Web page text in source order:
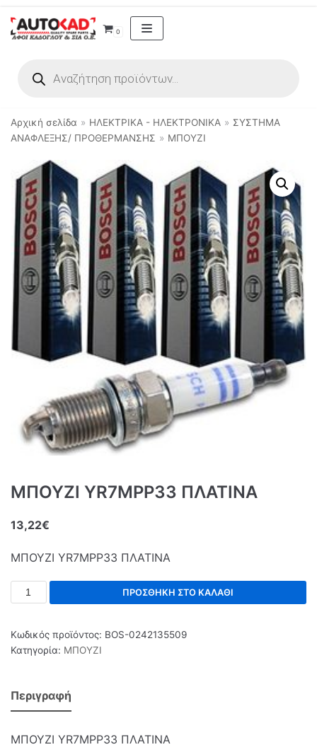
Μεταπηδήστε
στο
0
Αρχική σελίδα » ΗΛΕΚΤΡΙΚΑ - ΗΛΕΚΤΡΟΝΙΚΑ » ΣΥΣΤΗΜΑ
ΑΝΑΦΛΕΞΗΣ/ ΠΡΟΘΕΡΜΑΝΣΗΣ » ΜΠΟΥΖΙ
ΜΠΟΥΖΙ YR7MPP33 ΠΛΑΤΙΝΑ
13,22€
ΜΠΟΥΖΙ YR7MPP33 ΠΛΑΤΙΝΑ
ΠΡΟΣΘΉΚΗ ΣΤΟ ΚΑΛΆΘΙ
Κωδικός προϊόντος: BOS-0242135509
Κατηγορία: ΜΠΟΥΖΙ
Περιγραφή
ΜΠΟΥΖΙ YR7MPP33 ΠΛΑΤΙΝΑ